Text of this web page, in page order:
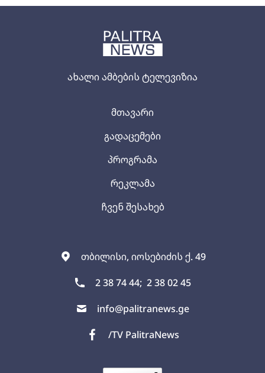
ახალი ამბების ტელევიზია
თბილისი, იოსებიძის ქ. 49
2 38 74 44; 2 38 02 45
info@palitranews.ge
/TV PalitraNews
მთავარი
გადაცემები
პროგრამა
რეკლამა
ჩვენ შესახებ